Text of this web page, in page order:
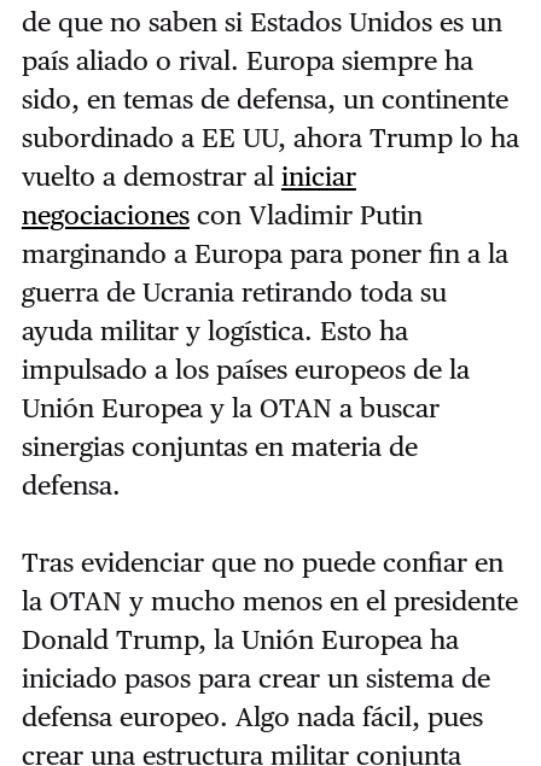
de que no saben si Estados Unidos es un
país aliado o rival. Europa siempre ha
sido, en temas de defensa, un continente
subordinado a EE UU, ahora Trump lo ha
vuelto a demostrar al iniciar
negociacionescon Vladimir Putin
marginando a Europa para poner fin a la
guerra de Ucrania retirando toda su
ayuda militar y logística. Esto ha
impulsado a los países europeos de la
Unión Europea y la OTAN a buscar
sinergias conjuntas en materia de
defensa.
Tras evidenciar que no puede confiar en
la OTAN y mucho menos en el presidente
Donald Trump, la Unión Europea ha
iniciado pasos para crear un sistema de
defensa europeo. Algo nada fácil, pues
crear una estructura militar conjunta